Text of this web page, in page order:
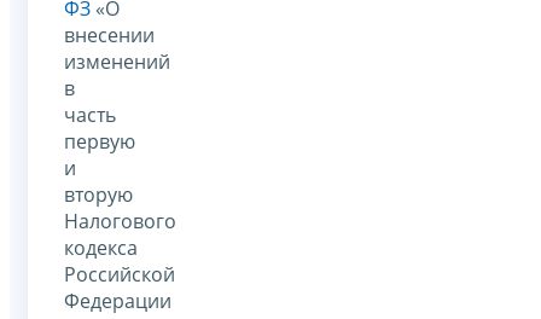
ФЗ «О
внесении
изменений
в
часть
первую
и
вторую
Налогового
кодекса
Российской
Федерации